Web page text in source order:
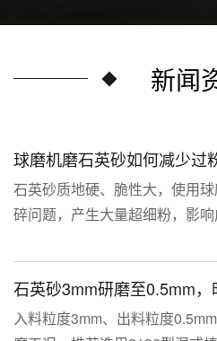
新闻
球磨机磨石英砂如何减少过
石英砂质地硬、脆性大，使用
碎问题，产生大量超细粉，影
生产经验，可通过工艺、研磨
维度优化，改善该问题。
入料粒度3mm、出料粒度